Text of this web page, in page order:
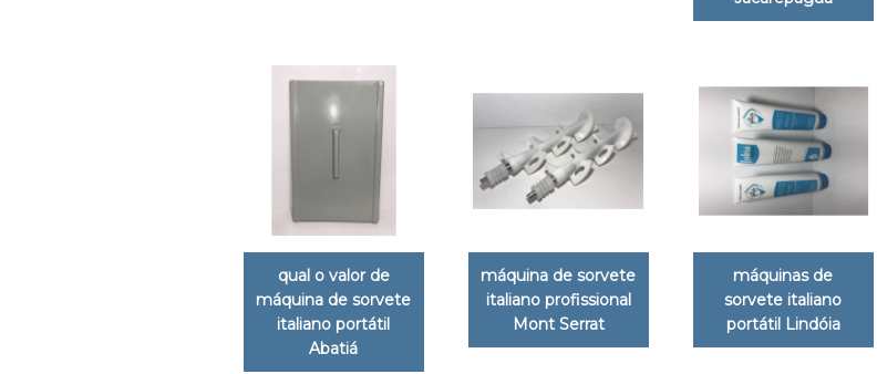
qual o valor de
máquina de sorvete
italiano portátil
Abatiá
máquina de sorvete
italiano profissional
Mont Serrat
máquinas de
sorvete italiano
portátil Lindóia